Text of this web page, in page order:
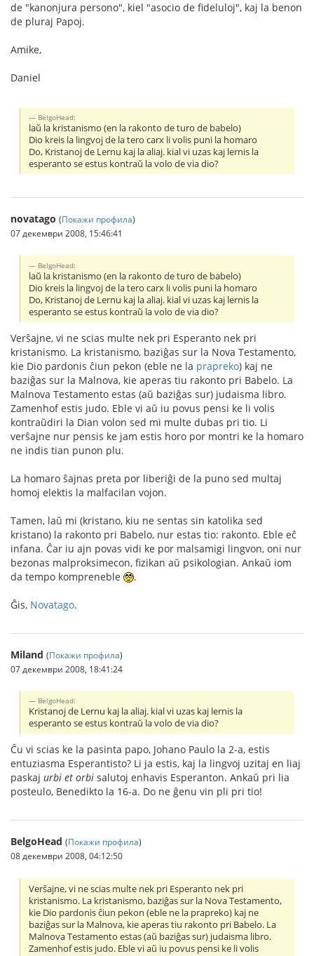
de "kanonjura persono", kiel "asocio de fideluloj", kaj la benon
de pluraj Papoj.
Amike,
Daniel
BelgoHead:
laŭ la kristanismo (en la rakonto de turo de babelo)
Dio kreis la lingvoj de la tero carx li volis puni la homaro
Do, Kristanoj de Lernu kaj la aliaj. kial vi uzas kaj lernis la
esperanto se estus kontraŭ la volo de via dio?
novatago (Покажи профила)
07 декември 2008, 15:46:41
BelgoHead:
laŭ la kristanismo (en la rakonto de turo de babelo)
Dio kreis la lingvoj de la tero carx li volis puni la homaro
Do, Kristanoj de Lernu kaj la aliaj. kial vi uzas kaj lernis la
esperanto se estus kontraŭ la volo de via dio?
Verŝajne, vi ne scias multe nek pri Esperanto nek pri
kristanismo. La kristanismo, baziĝas sur la Nova Testamento,
kie Dio pardonis ĉiun pekon (eble ne la prapreko) kaj ne
baziĝas sur la Malnova, kie aperas tiu rakonto pri Babelo. La
Malnova Testamento estas (aŭ baziĝas sur) judaisma libro.
Zamenhof estis judo. Eble vi aŭ iu povus pensi ke li volis
kontraŭdiri la Dian volon sed mi multe dubas pri tio. Li
verŝajne nur pensis ke jam estis horo por montri ke la homaro
ne indis tian punon plu.
La homaro ŝajnas preta por liberiĝi de la puno sed multaj
homoj elektis la malfacilan vojon.
Tamen, laŭ mi (kristano, kiu ne sentas sin katolika sed
kristano) la rakonto pri Babelo, nur estas tio: rakonto. Eble eĉ
infana. Ĉar iu ajn povas vidi ke por malsamigi lingvon, oni nur
bezonas malproksimecon, fizikan aŭ psikologian. Ankaŭ iom
da tempo kompreneble
.
Ĝis, Novatago.
Miland (Покажи профила)
07 декември 2008, 18:41:24
BelgoHead:
Kristanoj de Lernu kaj la aliaj. kial vi uzas kaj lernis la
esperanto se estus kontraŭ la volo de via dio?
Ĉu vi scias ke la pasinta papo, Johano Paulo la 2-a, estis
entuziasma Esperantisto? Li ja estis, kaj la lingvoj uzitaj en liaj
paskaj urbi et orbi salutoj enhavis Esperanton. Ankaŭ pri lia
posteulo, Benedikto la 16-a. Do ne ĝenu vin pli pri tio!
BelgoHead (Покажи профила)
08 декември 2008, 04:12:50
Verŝajne, vi ne scias multe nek pri Esperanto nek pri
kristanismo. La kristanismo, baziĝas sur la Nova Testamento,
kie Dio pardonis ĉiun pekon (eble ne la prapreko) kaj ne
baziĝas sur la Malnova, kie aperas tiu rakonto pri Babelo. La
Malnova Testamento estas (aŭ baziĝas sur) judaisma libro.
Zamenhof estis judo. Eble vi aŭ iu povus pensi ke li volis